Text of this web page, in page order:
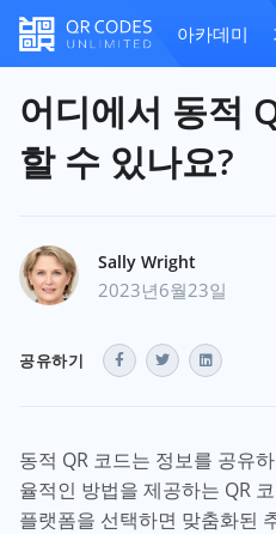
아카데미
어디에서 동적
할 수 있나요?
Sally Wright
2023년6월23일
공유하기
동적 QR 코드는 정보를 공유
율적인 방법을 제공하는 QR
플랫폼을 선택하면 맞춤화된